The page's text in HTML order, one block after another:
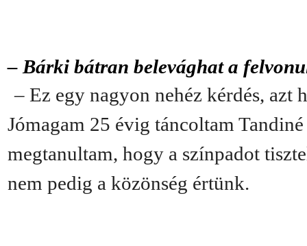
– Bárki bátran belevághat a
– Ez egy nagyon nehéz kérdés,
Jómagam 25 évig táncoltam
megtanultam, hogy a színpadot
nem pedig a közönség értünk.